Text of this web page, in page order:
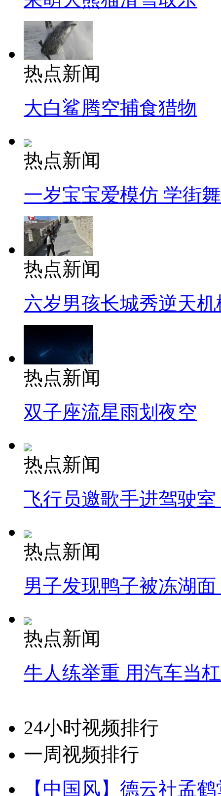
热点新闻
大白鲨腾空捕食猎物
热点新闻
一岁宝宝爱模仿 学街
热点新闻
六岁男孩长城秀逆天机
热点新闻
双子座流星雨划夜空
热点新闻
飞行员邀歌手进驾驶
热点新闻
男子发现鸭子被冻湖
热点新闻
牛人练举重 用汽车当
24小时视频排行
一周视频排行
【中国风】德云社孟